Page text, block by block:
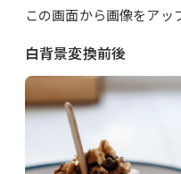
この画面から画像をアッ
白背景変換前後